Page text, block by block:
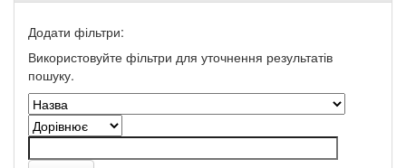
Додати фільтри:
Використовуйте фільтри для уточнення результатів
пошуку.